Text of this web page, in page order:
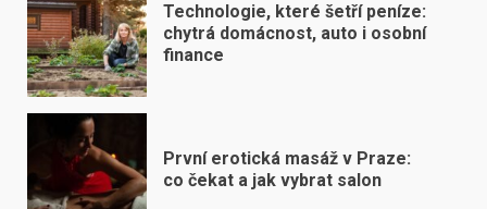
Technologie, které šetří peníze:
chytrá domácnost, auto i osobní
finance
První erotická masáž v Praze:
co čekat a jak vybrat salon